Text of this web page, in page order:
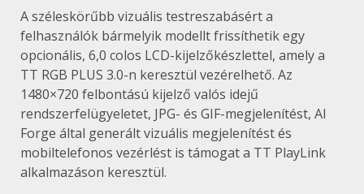
A széleskörűbb vizuális testreszabásért a
felhasználók bármelyik modellt frissíthetik egy
opcionális, 6,0 colos LCD-kijelzőkészlettel, amely a
TT RGB PLUS 3.0-n keresztül vezérelhető. Az
1480×720 felbontású kijelző valós idejű
rendszerfelügyeletet, JPG- és GIF-megjelenítést, AI
Forge által generált vizuális megjelenítést és
mobiltelefonos vezérlést is támogat a TT PlayLink
alkalmazáson keresztül.